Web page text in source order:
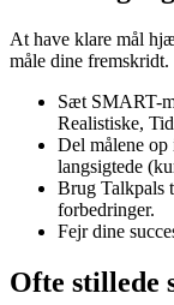
At have klare mål
måle dine fremskridt.
Sæt SMART-
Realistiske,
Del målene
langsigtede
Brug Talkpals
forbedringer.
Fejr dine
Ofte stillede